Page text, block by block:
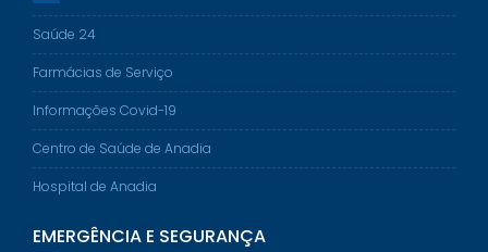
Saúde 24
Farmácias de Serviço
Informações Covid-19
Centro de Saúde de Anadia
Hospital de Anadia
EMERGÊNCIA E SEGURANÇA